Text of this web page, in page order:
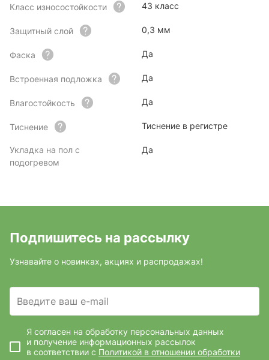
Класс износостойкости 43 класс
Защитный слой 0,3 мм
Фаска Да
Встроенная подложка Да
Влагостойкость Да
Тиснение Тиснение в регистре
Укладка на пол с
подогревом
Да
Подпишитесь на рассылку
Узнавайте о новинках, акциях и распродажах!
Введите ваш e-mail
Я согласен на обработку персональных данных
и получение информационных рассылок
в соответствии с Политикой в отношении обработки